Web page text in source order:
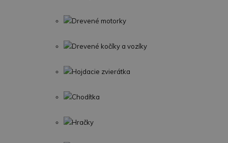
Drevené motorky
Drevené kočíky a vozíky
Hojdacie zvierátka
Chodítka
Hračky